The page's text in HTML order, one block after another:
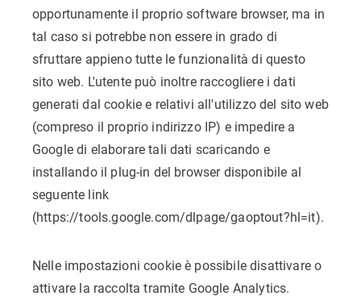
opportunamente il proprio software browser, ma in
tal caso si potrebbe non essere in grado di
sfruttare appieno tutte le funzionalità di questo
sito web. L'utente può inoltre raccogliere i dati
generati dal cookie e relativi all'utilizzo del sito web
(compreso il proprio indirizzo IP) e impedire a
Google di elaborare tali dati scaricando e
installando il plug-in del browser disponibile al
seguente link
(https://tools.google.com/dlpage/gaoptout?hl=it).
Nelle impostazioni cookie è possibile disattivare o
attivare la raccolta tramite Google Analytics.